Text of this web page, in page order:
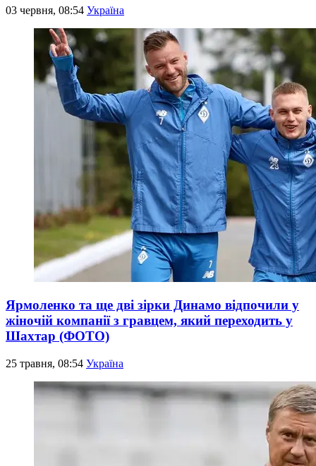
03 червня, 08:54 Україна
Ярмоленко та ще дві зірки Динамо відпочили у
жіночій компанії з гравцем, який переходить у
Шахтар (ФОТО)
25 травня, 08:54 Україна